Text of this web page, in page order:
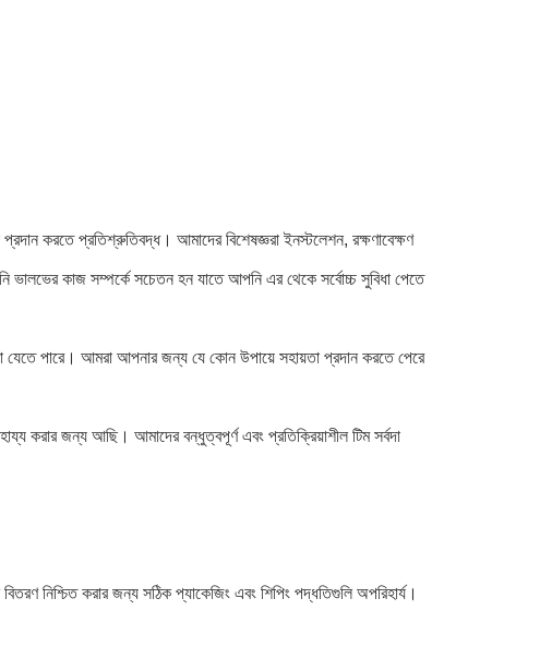
করতে প্রতিশ্রুতিবদ্ধ। আমাদের বিশেষজ্ঞরা ইনস্টলেশন, রক্ষণাবেক্ষণ
কাজ সম্পর্কে সচেতন হন যাতে আপনি এর থেকে সর্বোচ্চ সুবিধা পেতে
যেতে পারে। আমরা আপনার জন্য যে কোন উপায়ে সহায়তা প্রদান করতে পেরে
করার জন্য আছি। আমাদের বন্ধুত্বপূর্ণ এবং প্রতিক্রিয়াশীল টিম সর্বদা
নিশ্চিত করার জন্য সঠিক প্যাকেজিং এবং শিপিং পদ্ধতিগুলি অপরিহার্য।